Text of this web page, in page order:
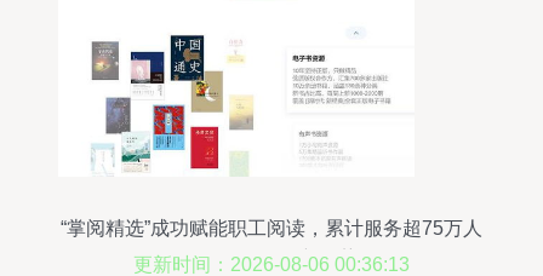
“掌阅精选”成功赋能职工阅读，累计服务超75万人
引领知识服务新趋势
更新时间：2026-08-06 00:36:13